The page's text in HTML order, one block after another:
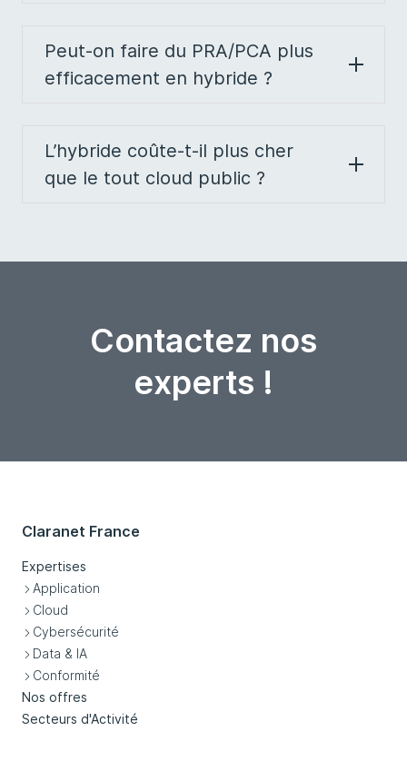
Peut-on faire du PRA/PCA plus
efficacement en hybride ?
L’hybride coûte-t-il plus cher
que le tout cloud public ?
Contactez nos
experts !
Claranet France
Expertises
Application
Cloud
Cybersécurité
Data & IA
Conformité
Nos offres
Secteurs d'Activité